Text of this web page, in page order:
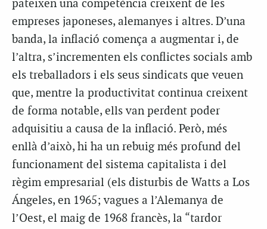
pateixen una competència creixent de les
empreses japoneses, alemanyes i altres. D’una
banda, la inflació comença a augmentar i, de
l’altra, s’incrementen els conflictes socials amb
els treballadors i els seus sindicats que veuen
que, mentre la productivitat continua creixent
de forma notable, ells van perdent poder
adquisitiu a causa de la inflació. Però, més
enllà d’això, hi ha un rebuig més profund del
funcionament del sistema capitalista i del
règim empresarial (els disturbis de Watts a Los
Ángeles, en 1965; vagues a l’Alemanya de
l’Oest, el maig de 1968 francès, la “tardor